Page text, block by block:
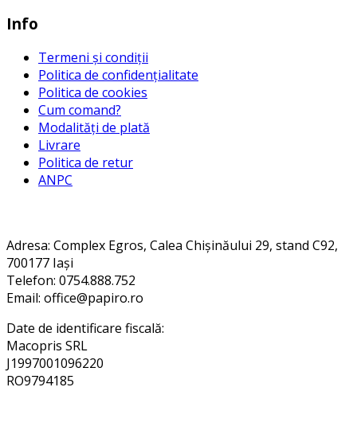
Info
Termeni și condiții
Politica de confidențialitate
Politica de cookies
Cum comand?
Modalități de plată
Livrare
Politica de retur
ANPC
Adresa: Complex Egros, Calea Chișinăului 29, stand C92,
700177 Iași
Telefon: 0754.888.752
Email: office@papiro.ro
Date de identificare fiscală:
Macopris SRL
J1997001096220
RO9794185